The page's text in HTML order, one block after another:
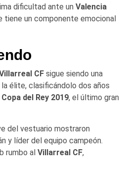
dificultad ante un Valencia
un componente emocional
CFsigue siendo una
élite, clasificándolo dos años
Copa del Rey 2019, el último gran
del vestuario mostraron
y líder del equipo campeón.
rumbo al Villarreal CF,